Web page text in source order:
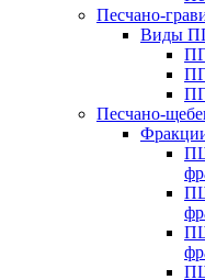
Песчано-
Виды
Песчано-